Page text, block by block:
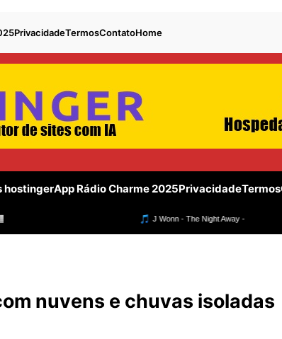
PrivacidadeTermosContatoHome
hostingerApp Rádio Charme 2025PrivacidadeTermos
nuvens e chuvas isoladas